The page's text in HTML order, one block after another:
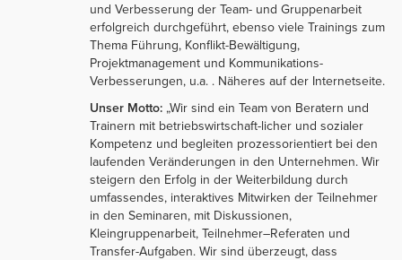
und Verbesserung der Team- und Gruppenarbeit
erfolgreich durchgeführt, ebenso viele Trainings zum
Thema Führung, Konflikt-Bewältigung,
Projektmanagement und Kommunikations-
Verbesserungen, u.a. . Näheres auf der Internetseite.
Unser Motto: „Wir sind ein Team von Beratern und
Trainern mit betriebswirtschaft-licher und sozialer
Kompetenz und begleiten prozessorientiert bei den
laufenden Veränderungen in den Unternehmen. Wir
steigern den Erfolg in der Weiterbildung durch
umfassendes, interaktives Mitwirken der Teilnehmer
in den Seminaren, mit Diskussionen,
Kleingruppenarbeit, Teilnehmer–Referaten und
Transfer-Aufgaben. Wir sind überzeugt, dass